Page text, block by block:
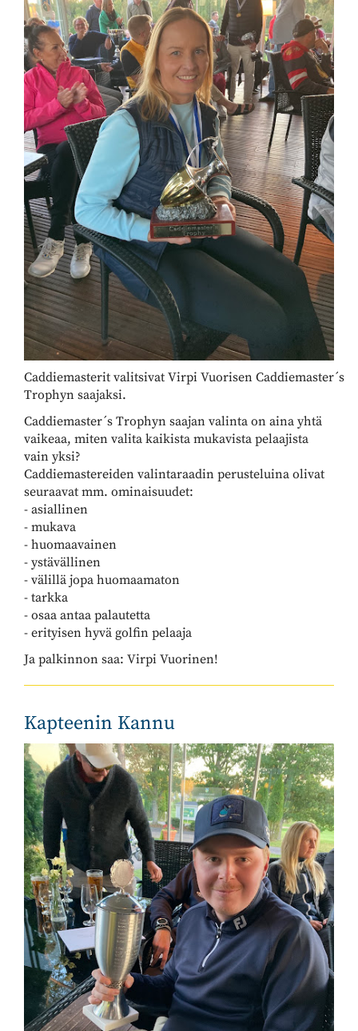
Caddiemasterit valitsivat Virpi Vuorisen Caddiemaster´s
Trophyn saajaksi.
Caddiemaster´s Trophyn saajan valinta on aina yhtä
vaikeaa, miten valita kaikista mukavista pelaajista
vain yksi?
Caddiemastereiden valintaraadin perusteluina olivat
seuraavat mm. ominaisuudet:
- asiallinen
- mukava
- huomaavainen
- ystävällinen
- välillä jopa huomaamaton
- tarkka
- osaa antaa palautetta
- erityisen hyvä golfin pelaaja
Ja palkinnon saa: Virpi Vuorinen!
Kapteenin Kannu